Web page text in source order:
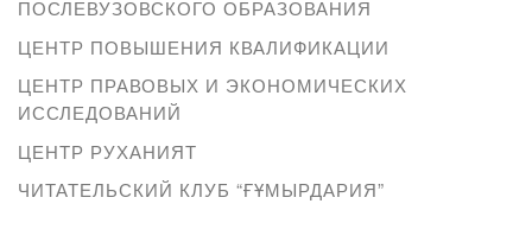
ПОСЛЕВУЗОВСКОГО ОБРАЗОВАНИЯ
ЦЕНТР ПОВЫШЕНИЯ КВАЛИФИКАЦИИ
ЦЕНТР ПРАВОВЫХ И ЭКОНОМИЧЕСКИХ
ИССЛЕДОВАНИЙ
ЦЕНТР РУХАНИЯТ
ЧИТАТЕЛЬСКИЙ КЛУБ “ҒҰМЫРДАРИЯ”